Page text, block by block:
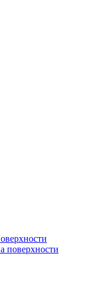
поверхности